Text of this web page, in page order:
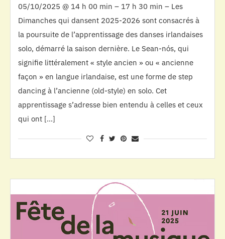
05/10/2025 @ 14 h 00 min – 17 h 30 min – Les
Dimanches qui dansent 2025-2026 sont consacrés à
la poursuite de l’apprentissage des danses irlandaises
solo, démarré la saison dernière. Le Sean-nós, qui
signifie littéralement « style ancien » ou « ancienne
façon » en langue irlandaise, est une forme de step
dancing à l’ancienne (old-style) en solo. Cet
apprentissage s’adresse bien entendu à celles et ceux
qui ont […]